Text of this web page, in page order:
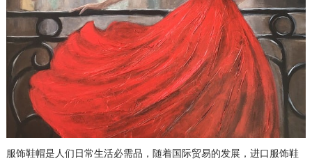
服饰鞋帽是人们日常生活必需品，随着国际贸易的发展，进口服饰鞋